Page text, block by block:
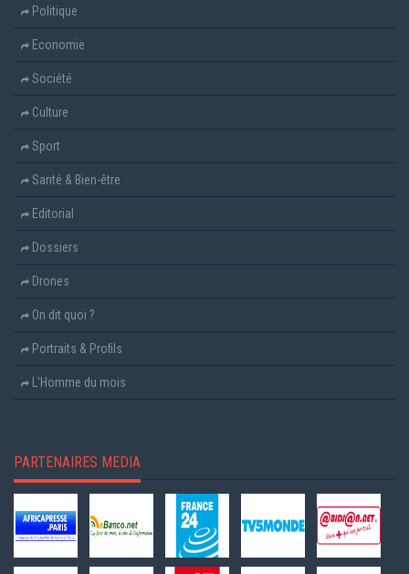
Politique
Economie
Société
Culture
Sport
Santé & Bien-être
Editorial
Dossiers
Drones
On dit quoi ?
Portraits & Profils
L'Homme du mois
PARTENAIRES MEDIA